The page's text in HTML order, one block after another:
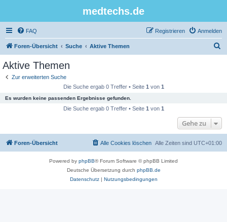
medtechs.de
FAQ Anmelden
Registrieren
Foren-Übersicht Suche Aktive Themen
Aktive Themen
Zur erweiterten Suche
Die Suche ergab 0 Treffer • Seite 1 von 1
Es wurden keine passenden Ergebnisse gefunden.
Die Suche ergab 0 Treffer • Seite 1 von 1
Gehe zu
Foren-Übersicht Alle Zeiten sind UTC+01:00
Alle Cookies löschen
Powered by phpBB® Forum Software © phpBB Limited
Deutsche Übersetzung durch phpBB.de
Datenschutz| Nutzungsbedingungen